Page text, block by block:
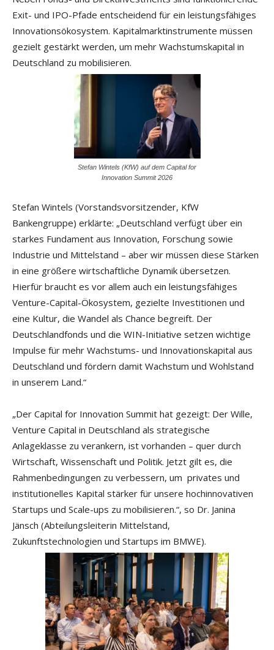
Exit- und IPO-Pfade entscheidend für ein leistungsfähiges
Innovationsökosystem. Kapitalmarktinstrumente müssen
gezielt gestärkt werden, um mehr Wachstumskapital in
Deutschland zu mobilisieren.
Stefan Wintels (KfW) auf dem Capital for
Innovation Summit 2026
Stefan Wintels (Vorstandsvorsitzender, KfW
Bankengruppe) erklärte: „Deutschland verfügt über ein
starkes Fundament aus Innovation, Forschung sowie
Industrie und Mittelstand – aber wir müssen diese Stärken
in eine größere wirtschaftliche Dynamik übersetzen.
Hierfür braucht es vor allem auch ein leistungsfähiges
Venture-Capital-Ökosystem, gezielte Investitionen und
eine Kultur, die Wandel als Chance begreift. Der
Deutschlandfonds und die WIN-Initiative setzen wichtige
Impulse für mehr Wachstums- und Innovationskapital aus
Deutschland und fördern damit Wachstum und Wohlstand
in unserem Land.“
„Der Capital for Innovation Summit hat gezeigt: Der Wille,
Venture Capital in Deutschland als strategische
Anlageklasse zu verankern, ist vorhanden – quer durch
Wirtschaft, Wissenschaft und Politik. Jetzt gilt es, die
Rahmenbedingungen zu verbessern, um privates und
institutionelles Kapital stärker für unsere hochinnovativen
Startups und Scale-ups zu mobilisieren.“, so Dr. Janina
Jänsch (Abteilungsleiterin Mittelstand,
Zukunftstechnologien und Startups im BMWE).